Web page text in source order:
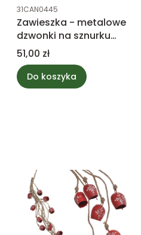
Kod produktu
31CAN0445
Zawieszka - metalowe
dzwonki na sznurku
50cm
Cena
51,00 zł
Do koszyka